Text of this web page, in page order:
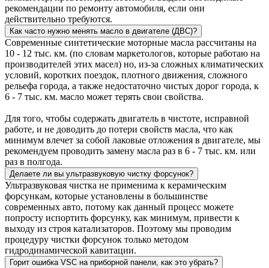
рекомендации по ремонту автомобиля, если они
действительно требуются.
Как часто нужно менять масло в двигателе (ДВС)?
Современные синтетические моторные масла рассчитаны на
10 - 12 тыс. км. (по словам маркетологов, которые работаю на
производителей этих масел) но, из-за сложных климатических
условий, коротких поездок, плотного движения, сложного
рельефа города, а также недостаточно чистых дорог города, к
6 - 7 тыс. км. масло может терять свои свойства.
Для того, чтобы содержать двигатель в чистоте, исправной
работе, и не доводить до потери свойств масла, что как
минимум влечет за собой лаковые отложения в двигателе, мы
рекомендуем проводить замену масла раз в 6 - 7 тыс. км. или
раз в полгода.
Делаете ли вы ультразвуковую чистку форсунок?
Ультразвуковая чистка не применима к керамическим
форсункам, которые установлены в большинстве
современных авто, потому как данный процесс можете
попросту испортить форсунку, как минимум, привести к
выходу из строя катализаторов. Поэтому мы проводим
процедуру чистки форсунок только методом
гидродинамической кавитации.
Горит ошибка VSC на приборной панели, как это убрать?